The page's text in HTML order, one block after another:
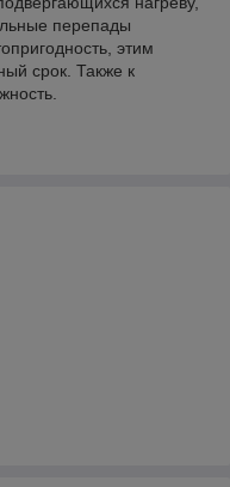
перепады
этим
срок. Также к